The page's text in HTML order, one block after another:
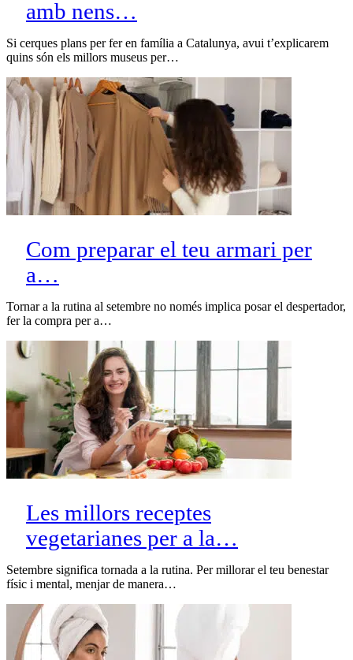
amb nens…
Si cerques plans per fer en família a Catalunya, avui t’explicarem
quins són els millors museus per…
Com preparar el teu armari per
a…
Tornar a la rutina al setembre no només implica posar el despertador,
fer la compra per a…
Les millors receptes
vegetarianes per a la…
Setembre significa tornada a la rutina. Per millorar el teu benestar
físic i mental, menjar de manera…